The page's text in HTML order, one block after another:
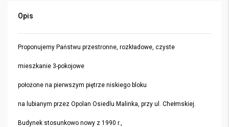
Opis
Proponujemy Państwu przestronne, rozkładowe, czyste
mieszkanie 3-pokojowe
położone na pierwszym piętrze niskiego bloku
na lubianym przez Opolan Osiedlu Malinka, przy ul. Chełmskiej.
Budynek stosunkowo nowy z 1990 r.,